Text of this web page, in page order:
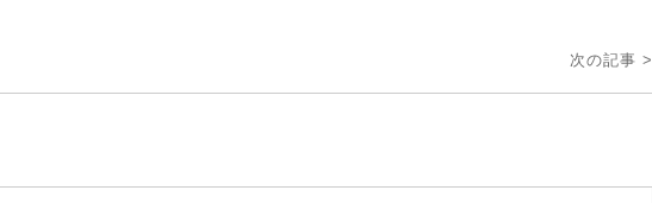
次の記事 >